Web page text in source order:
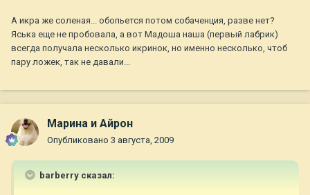
А икра же соленая... обопьется потом собаченция, разве нет?
Яська еще не пробовала, а вот Мадоша наша (первый лабрик)
всегда получала несколько икринок, но именно несколько, чтоб
пару ложек, так не давали...
Марина и Айрон
Опубликовано 3 августа, 2009
barberry сказал: